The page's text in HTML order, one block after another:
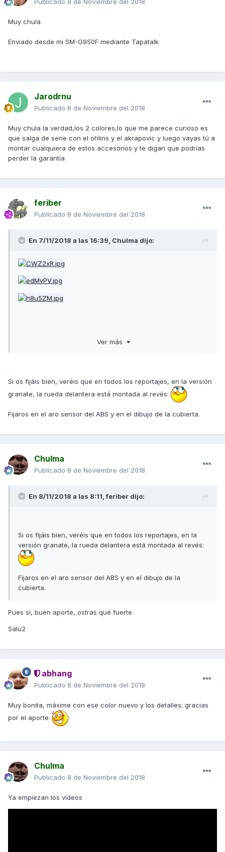
Publicado 8 de Noviembre del 2018
Muy chula
Enviado desde mi SM-G950F mediante Tapatalk
Jarodrnu
Publicado 8 de Noviembre del 2018
Muy chula la verdad,los 2 colores,lo que me parece curioso es
que salga de serie con el ohlins y el akrapovic y luego vayas tú a
montar cualquiera de estos accesorios y te digan que podrías
perder la garantía
feriber
Publicado 8 de Noviembre del 2018
En 7/11/2018 a las 16:39, Chulma dijo:
https://www.motorbikemag.es/kymco-ak-550-55th-2019-
edicion-especial-maxi-scooter-eicma/
Öhlins
Detalles estéticos como el escape Akrapovic (opcional), el
color
Salu2
negrita que el peso es en vacío
Ver más
Si os fijáis bien, veréis que en todos los reportajes, en la versión
granate, la rueda delantera está montada al revés:
Fijaros en el aro sensor del ABS y en el dibujo de la cubierta.
Chulma
Publicado 8 de Noviembre del 2018
En 8/11/2018 a las 8:11,feriber dijo:
Si os fijáis bien, veréis que en todos los reportajes, en la
versión granate, la rueda delantera está montada al revés:
Fijaros en el aro sensor del ABS y en el dibujo de la
cubierta.
Pues sí, buen aporte, ostras qué fuerte
Salu2
abhang
Publicado 8 de Noviembre del 2018
Muy bonita, máxime con ese color nuevo y los detalles; gracias
por el aporte.
Chulma
Publicado 8 de Noviembre del 2018
Ya empiezan los vídeos